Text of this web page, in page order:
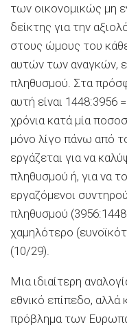
των οικονομικώς μη
δείκτης για την
στους ώμους του
αυτών των αναγκών,
πληθυσμού. Στα
αυτή είναι 1448:3956
χρόνια κατά μία
μόνο λίγο πάνω από
εργάζεται για να
πληθυσμού ή, για να
εργαζόμενοι
πληθυσμού
χαμηλότερο
(10/29).
Μια ιδιαίτερη
εθνικό επίπεδο,
πρόβλημα των